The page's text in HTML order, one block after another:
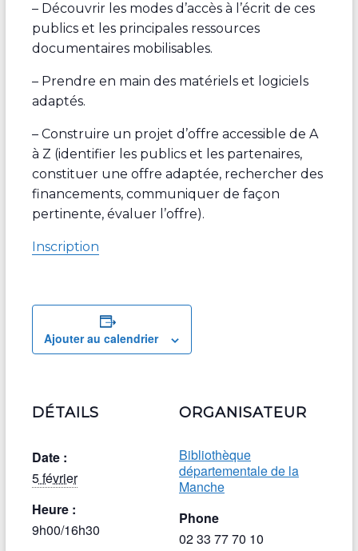
– Découvrir les modes d’accès à l’écrit de ces
publics et les principales ressources
documentaires mobilisables.
– Prendre en main des matériels et logiciels
adaptés.
– Construire un projet d’offre accessible de A
à Z (identifier les publics et les partenaires,
constituer une offre adaptée, rechercher des
financements, communiquer de façon
pertinente, évaluer l’offre).
Inscription
Ajouter au calendrier
DÉTAILS
Date :
5 février
Heure :
9h00/16h30
ORGANISATEUR
Bibliothèque
départementale de la
Manche
Phone
02 33 77 70 10